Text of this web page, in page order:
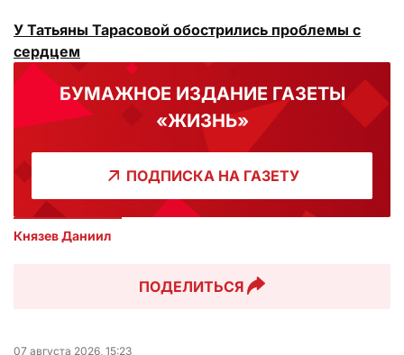
У Татьяны Тарасовой обострились проблемы с
сердцем
БУМАЖНОЕ ИЗДАНИЕ ГАЗЕТЫ
«ЖИЗНЬ»
ПОДПИСКА НА ГАЗЕТУ
Князев Даниил
ПОДЕЛИТЬСЯ
07 августа 2026, 15:23